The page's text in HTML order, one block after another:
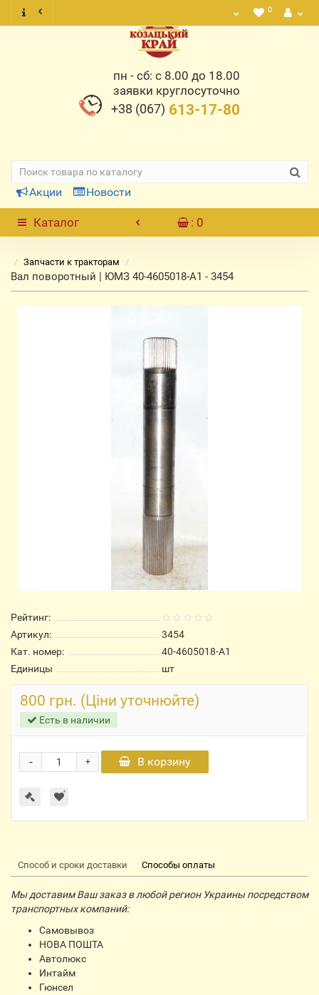
0
пн - сб: с 8.00 до 18.00
заявки круглосуточно
+38 (067) 613-17-80
Акции Новости
Каталог : 0
Запчасти к тракторам
Вал поворотный | ЮМЗ 40-4605018-А1 - 3454
Рейтинг:
Артикул:
3454
Кат. номер:
40-4605018-А1
Единицы
шт
800 грн. (Ціни уточнюйте)
Есть в наличии
+
- В корзину
Способ и сроки доставки Способы оплаты
Мы доставим Ваш заказ в любой регион Украины посредством
транспортных компаний:
Самовывоз
НОВА ПОШТА
Автолюкс
Интайм
Гюнсел